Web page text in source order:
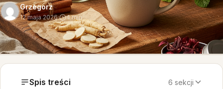
Grzegorz
12 maja 2026· 4 min
Spis treści 6 sekcji